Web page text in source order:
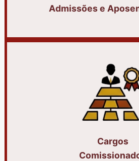
Admissões e
Cargos